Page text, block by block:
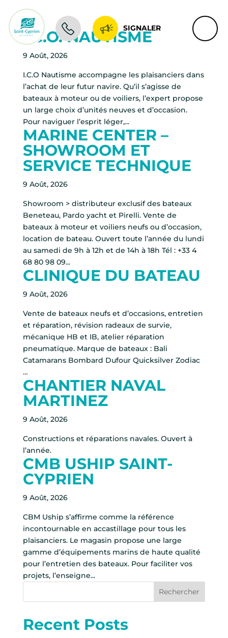
SIGNALER
I.C.O. NAUTISME
9 Août, 2026
I.C.O Nautisme accompagne les plaisanciers dans
l’achat de leur futur navire. Qu’il s’agisse de
bateaux à moteur ou de voiliers, l’expert propose
un large choix d’unités neuves et d’occasion.
Pour naviguer l’esprit léger,...
MARINE CENTER –
SHOWROOM ET
SERVICE TECHNIQUE
9 Août, 2026
Showroom > distributeur exclusif des bateaux
Beneteau, Pardo yacht et Pirelli. Vente de
bateaux à moteur et voiliers neufs ou d’occasion,
location de bateau. Ouvert toute l’année du lundi
au samedi de 9h à 12h et de 14h à 18h Tél : +33 4
68 80 98 09...
CLINIQUE DU BATEAU
9 Août, 2026
Vente de bateaux neufs et d’occasions, entretien
et réparation, révision radeaux de survie,
mécanique HB et IB, atelier réparation
pneumatique. Marque de bateaux : Bali
Catamarans Bombard Dufour Quicksilver Zodiac
…
CHANTIER NAVAL
MARTINEZ
9 Août, 2026
Constructions et réparations navales. Ouvert à
l’année.
CMB USHIP SAINT-
CYPRIEN
9 Août, 2026
CBM Uship s’affirme comme la référence
incontournable en accastillage pour tous les
plaisanciers. Le magasin propose une large
gamme d’équipements marins de haute qualité
pour l’entretien des bateaux. Pour faciliter vos
projets, l’enseigne...
Rechercher
Recent Posts